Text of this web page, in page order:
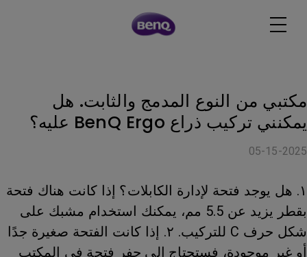
مكتبي من النوع المدمج والثابت. هل
يمكنني تركيب ذراع BenQ Ergo عليه؟
05-15-2025
١. هل يوجد فتحة لإدارة الكابلات؟ إذا كانت هناك فتحة
بقطر يزيد عن 5.5 مم، يمكنك استخدام مشبك على
شكل حرف C للتركيب. ٢. إذا كانت الفتحة صغيرة جدًا
أو غير موجودة، فستحتاج إلى حفر فتحة في المكتب